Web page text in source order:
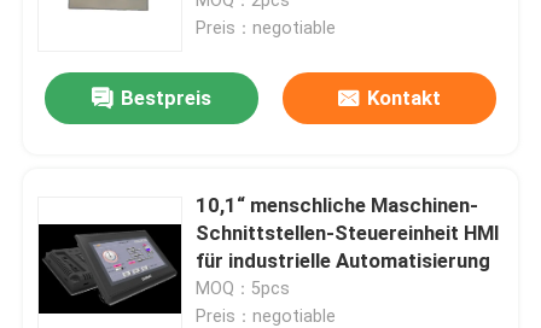
Preis：negotiable
Bestpreis Kontakt
10,1“ menschliche Maschinen-
Schnittstellen-Steuereinheit HMI
für industrielle Automatisierung
MOQ：5pcs
Preis：negotiable